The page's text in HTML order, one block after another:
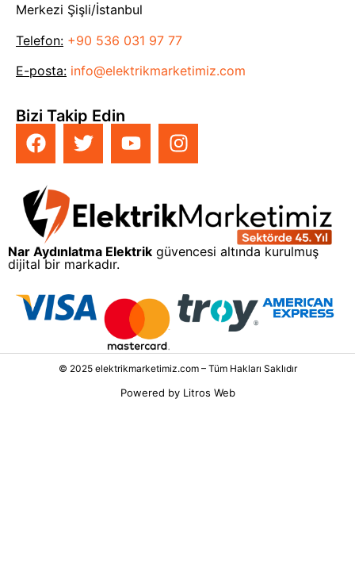
Merkezi Şişli/İstanbul
Telefon: +90 536 031 97 77
E-posta: info@elektrikmarketimiz.com
Bizi Takip Edin
Nar Aydınlatma Elektrik güvencesi altında kurulmuş
dijital bir markadır.
© 2025 elektrikmarketimiz.com – Tüm Hakları Saklıdır
Powered by Litros Web